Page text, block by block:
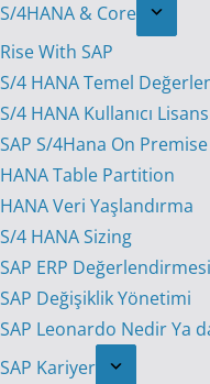
S/4HANA & Core
Rise With SAP
S/4 HANA Temel
S/4 HANA Kullanıcı
SAP S/4Hana On
HANA Table Partition
HANA Veri Yaşlandırma
S/4 HANA Sizing
SAP ERP Değerlendirmesi
SAP Değişiklik Yönetimi
SAP Leonardo Nedir Ya
SAP Kariyer